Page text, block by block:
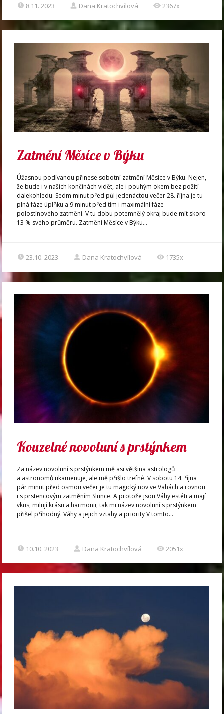
8.11. 2023 Dana Kratochvílová 2367x
Zatmění Měsíce v Býku
Úžasnou podívanou přinese sobotní zatmění Měsíce v Býku. Nejen,
že bude i v našich končinách vidět, ale i pouhým okem bez požití
dalekohledu. Sedm minut před půl jedenáctou večer 28. října je tu
plná fáze úplňku a 9 minut před tím i maximální fáze
polostínového zatmění. V tu dobu potemnělý okraj bude mít skoro
13 % svého průměru. Zatmění Měsíce v Býku...
23.10. 2023 Dana Kratochvílová 1735x
Kouzelné novoluní s prstýnkem
Za název novoluní s prstýnkem mě asi většina astrologů
a astronomů ukamenuje, ale mě přišlo trefné. V sobotu 14. října
pár minut před osmou večer je tu magický nov ve Vahách a rovnou
i s prstencovým zatměním Slunce. A protože jsou Váhy estéti a mají
vkus, milují krásu a harmonii, tak mi název novoluní s prstýnkem
přišel příhodný. Váhy a jejich vztahy a priority V tomto...
10.10. 2023 Dana Kratochvílová 2051x